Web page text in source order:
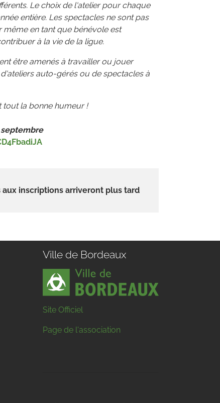
Le choix de l'atelier pour chaque
entière. Les spectacles ne sont pas
en tant que bénévole est
à la vie de la ligue.
être amenés à travailler ou jouer
auto-gérés ou de spectacles à
tout la bonne humeur !
inscriptions arriveront plus tard
Ville de Bordeaux
Site Officiel
Page de l'association